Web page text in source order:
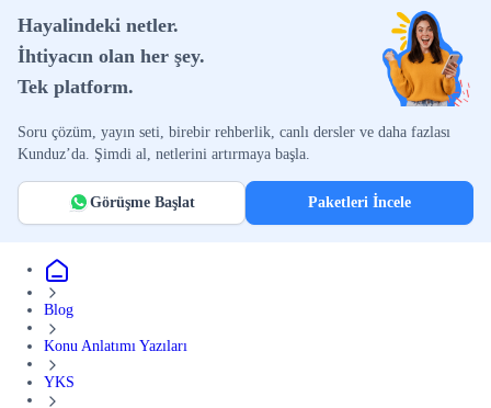
Hayalindeki netler.
İhtiyacın olan her şey.
Tek platform.
Soru çözüm, yayın seti, birebir rehberlik, canlı dersler ve daha fazlası
Kunduz’da. Şimdi al, netlerini artırmaya başla.
Görüşme Başlat Paketleri İncele
Blog
Konu Anlatımı Yazıları
YKS